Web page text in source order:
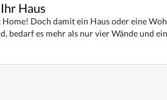
Haus
Home! Doch damit ein Haus oder eine
bedarf es mehr als nur vier Wände und